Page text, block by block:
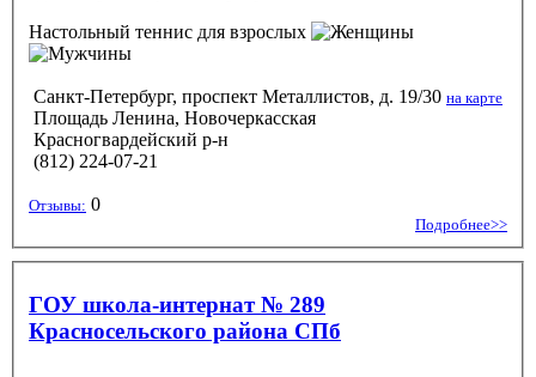
Настольный теннис для взрослых
Санкт-Петербург, проспект Металлистов, д. 19/30 на карте
Площадь Ленина, Новочеркасская
Красногвардейский р-н
(812) 224-07-21
Отзывы: 0
Подробнее>>
ГОУ школа-интернат № 289
Красносельского района СПб